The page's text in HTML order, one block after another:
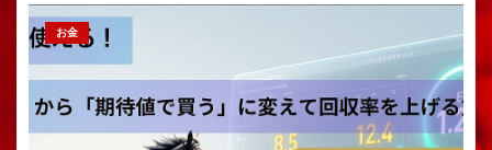
お金